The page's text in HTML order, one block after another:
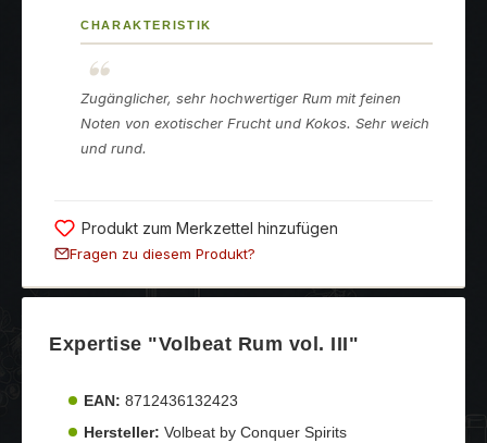
CHARAKTERISTIK
Zugänglicher, sehr hochwertiger Rum mit feinen
Noten von exotischer Frucht und Kokos. Sehr weich
und rund.
Produkt zum Merkzettel hinzufügen
Fragen zu diesem Produkt?
Expertise "Volbeat Rum vol. III"
EAN: 8712436132423
Hersteller: Volbeat by Conquer Spirits